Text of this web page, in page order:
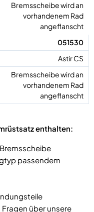
Bremsscheibe wird an
vorhandenem Rad
angeflanscht
051530
Astir CS
Bremsscheibe wird an
vorhandenem Rad
angeflanscht
enthalten:
passendem
über unsere